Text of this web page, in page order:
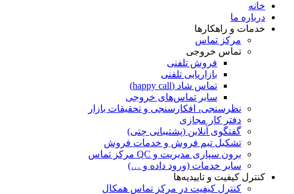
خانه
درباره ما
خدمات و راهکارها
مرکز تماس
تماس خروجی
فروش تلفنی
بازاریابی تلفنی
تماس شاد (happy call)
سایر تماس‌های خروجی
نظرسنجی، افکارسنجی و تحقیقات بازار
دفتر کار مجازی
گفتگوی آنلاین (پشتیبانی چتی)
تشکیل تیم فروش و خدمات فروش
برون سپاری مدیریت و QC مرکز تماس
سایر خدمات (ورود داده و …)
کنترل کیفیت و تاییدیه‌ها
کنترل کیفیت در مرکز تماس همکال